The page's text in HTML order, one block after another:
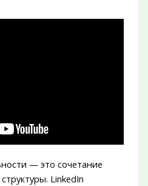
— это сочетание
LinkedIn